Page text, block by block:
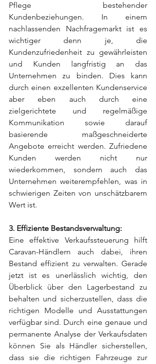
Pflege bestehender
Kundenbeziehungen. In einem
nachlassenden Nachfragemarkt ist es
wichtiger denn je, die
Kundenzufriedenheit zu gewährleisten
und Kunden langfristig an das
Unternehmen zu binden. Dies kann
durch einen exzellenten Kundenservice
aber eben auch durch eine
zielgerichtete und regelmäßige
Kommunikation sowie darauf
basierende maßgeschneiderte
Angebote erreicht werden. Zufriedene
Kunden werden nicht nur
wiederkommen, sondern auch das
Unternehmen weiterempfehlen, was in
schwierigen Zeiten von unschätzbarem
Wert ist.
3. Effiziente Bestandsverwaltung:
Eine effektive Verkaufssteuerung hilft
Caravan-Händlern auch dabei, ihren
Bestand effizient zu verwalten. Gerade
jetzt ist es unerlässlich wichtig, den
Überblick über den Lagerbestand zu
behalten und sicherzustellen, dass die
richtigen Modelle und Ausstattungen
verfügbar sind. Durch eine genaue und
permanente Analyse der Verkaufsdaten
können Sie als Händler sicherstellen,
dass sie die richtigen Fahrzeuge zur